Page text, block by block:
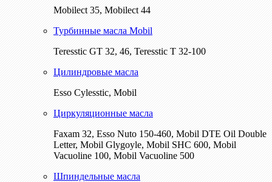
Mobilect 35, Mobilect 44
Турбинные масла Mobil
Teresstic GT 32, 46, Teresstic T 32-100
Цилиндровые масла
Esso Cylesstic, Mobil
Циркуляционные масла
Faxam 32, Esso Nuto 150-460, Mobil DTE Oil Double
Letter, Mobil Glygoyle, Mobil SHC 600, Mobil
Vacuoline 100, Mobil Vacuoline 500
Шпиндельные масла